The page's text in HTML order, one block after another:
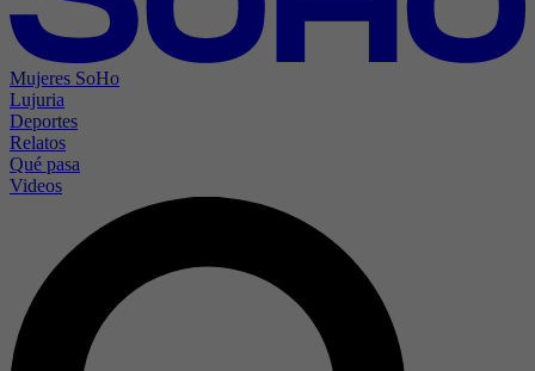
Mujeres SoHo
Lujuria
Deportes
Relatos
Qué pasa
Videos